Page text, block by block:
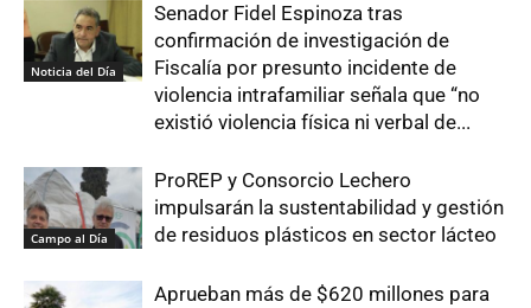
Noticia del Día
Senador Fidel Espinoza tras
confirmación de investigación de
Fiscalía por presunto incidente de
violencia intrafamiliar señala que “no
existió violencia física ni verbal de...
Campo al Día
ProREP y Consorcio Lechero
impulsarán la sustentabilidad y gestión
de residuos plásticos en sector lácteo
Aprueban más de $620 millones para